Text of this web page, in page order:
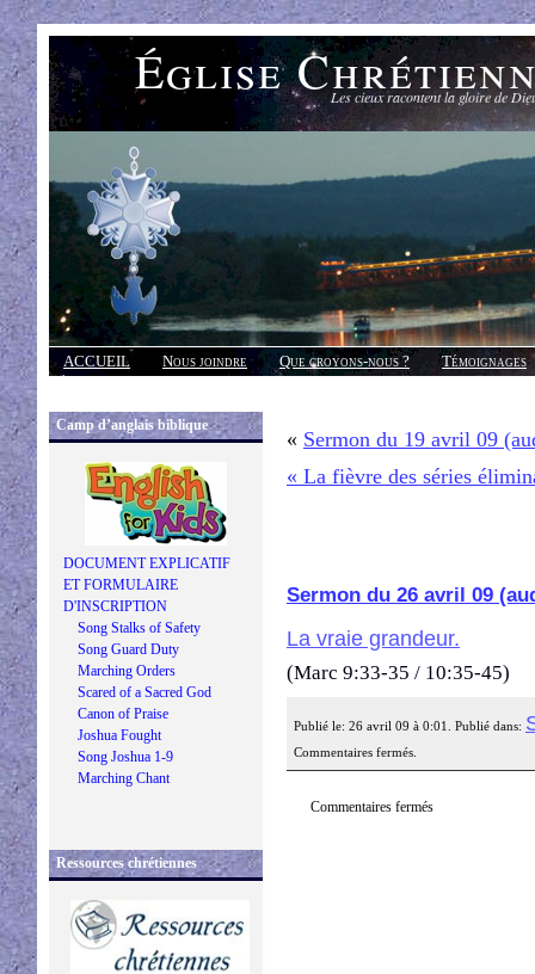
Église Les cieux racontent la gloire de
ACCUEIL Nous joindre Que croyons-nous ?
Témoignages
Réponses
Camp d’anglais biblique
DOCUMENT EXPLICATIF
ET FORMULAIRE
D'INSCRIPTION
Song Stalks of Safety
Song Guard Duty
Marching Orders
Scared of a Sacred God
Canon of Praise
Joshua Fought
Song Joshua 1-9
Marching Chant
Ressources chrétiennes
« Sermon du 19 avril 09
« La fièvre des séries
Sermon du 26 avril 09
La vraie grandeur.
(Marc 9:33-35 / 10:35-45)
Publié le: 26 avril 09 à 0:01. Publié dans:
Commentaires fermés.
Commentaires fermés